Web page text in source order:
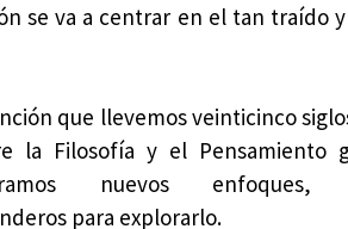
se va a centrar en el tan traído
que llevemos veinticinco
la Filosofía y el Pensamiento
nuevos enfoques,
para explorarlo.